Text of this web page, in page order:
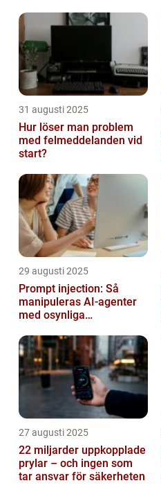
31 augusti 2025
Hur löser man problem
med felmeddelanden vid
start?
29 augusti 2025
Prompt injection: Så
manipuleras AI-agenter
med osynliga
27 augusti 2025
22 miljarder uppkopplade
prylar – och ingen som
tar ansvar för säkerheten